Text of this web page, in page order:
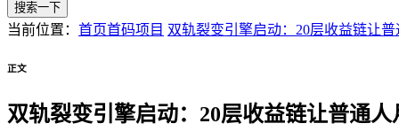
搜索一下
当前位置： 首页首码项目 双轨裂变引擎启动：20层收益链让
正文
双轨裂变引擎启动：20层收益链让普通人